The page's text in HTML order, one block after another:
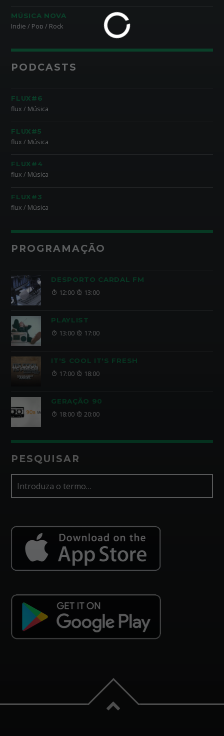
MÚSICA NOVA
Indie / Pop / Rock
PODCASTS
FLUX#6
flux / Música
FLUX#5
flux / Música
FLUX#4
flux / Música
FLUX#3
flux / Música
PROGRAMAÇÃO
DESPORTO CARDAL FM
12:00 13:00
PLAYLIST
13:00 17:00
IT'S COOL IT'S FRESH
17:00 18:00
GERAÇÃO 90
18:00 20:00
PESQUISAR